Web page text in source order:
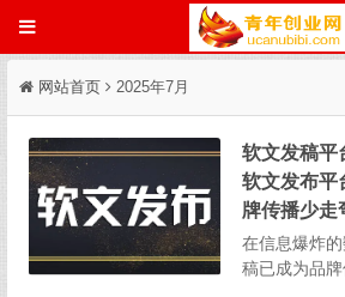
网站首页 2025年7月
软文发稿平
软文发布平
牌传播少走
在信息爆炸
稿已成为品牌